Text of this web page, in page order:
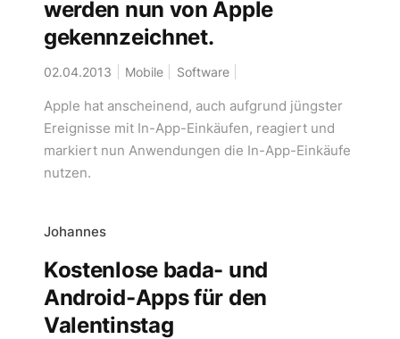
werden nun von Apple
gekennzeichnet.
02.04.2013 Mobile Software
Apple hat anscheinend, auch aufgrund jüngster
Ereignisse mit In-App-Einkäufen, reagiert und
markiert nun Anwendungen die In-App-Einkäufe
nutzen.
Johannes
Kostenlose bada- und
Android-Apps für den
Valentinstag